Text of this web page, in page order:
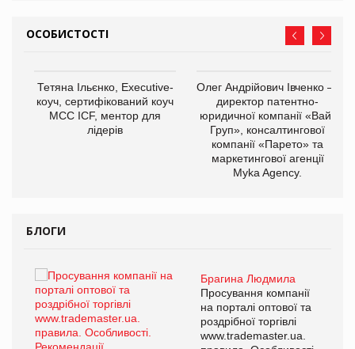
ОСОБИСТОСТІ
Тетяна Ільєнко, Executive-
коуч, сертифікований коуч
МСС ICF, ментор для
лідерів
Олег Андрійович Івченко —
директор патентно-
юридичної компанії «Вайз
Груп», консалтингової
компанії «Парето» та
маркетингової агенції
Myka Agency.
БЛОГИ
Брагина Людмила
Просування компанії
на порталі оптової та
роздрібної торгівлі
www.trademaster.ua.